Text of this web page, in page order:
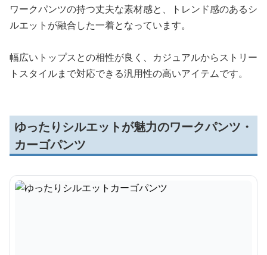
ワークパンツの持つ丈夫な素材感と、トレンド感のあるシ
ルエットが融合した一着となっています。
幅広いトップスとの相性が良く、カジュアルからストリー
トスタイルまで対応できる汎用性の高いアイテムです。
ゆったりシルエットが魅力のワークパンツ・
カーゴパンツ